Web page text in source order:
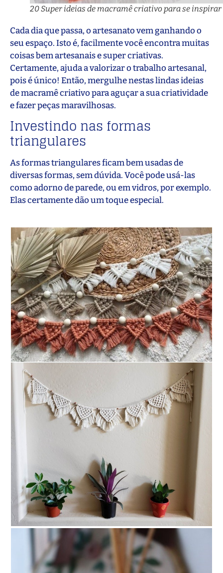
20 Super ideias de macramê criativo para se inspirar
Cada dia que passa, o artesanato vem ganhando o
seu espaço. Isto é, facilmente você encontra muitas
coisas bem artesanais e super criativas.
Certamente, ajuda a valorizar o trabalho artesanal,
pois é único! Então, mergulhe nestas lindas ideias
de macramê criativo para aguçar a sua criatividade
e fazer peças maravilhosas.
Investindo nas formas
triangulares
As formas triangulares ficam bem usadas de
diversas formas, sem dúvida. Você pode usá-las
como adorno de parede, ou em vidros, por exemplo.
Elas certamente dão um toque especial.